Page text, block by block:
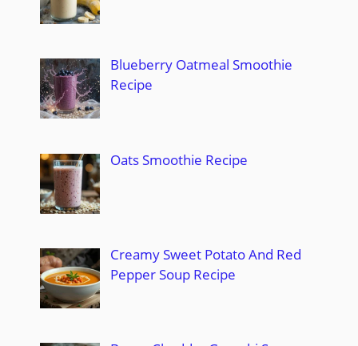
Blueberry Oatmeal Smoothie
Recipe
Oats Smoothie Recipe
Creamy Sweet Potato And Red
Pepper Soup Recipe